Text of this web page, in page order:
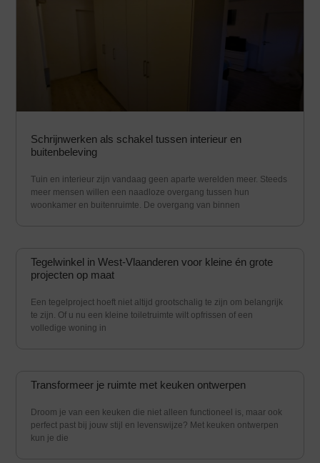
Schrijnwerken als schakel tussen interieur en
buitenbeleving
Tuin en interieur zijn vandaag geen aparte werelden meer. Steeds
meer mensen willen een naadloze overgang tussen hun
woonkamer en buitenruimte. De overgang van binnen
Tegelwinkel in West-Vlaanderen voor kleine én grote
projecten op maat
Een tegelproject hoeft niet altijd grootschalig te zijn om belangrijk
te zijn. Of u nu een kleine toiletruimte wilt opfrissen of een
volledige woning in
Transformeer je ruimte met keuken ontwerpen
Droom je van een keuken die niet alleen functioneel is, maar ook
perfect past bij jouw stijl en levenswijze? Met keuken ontwerpen
kun je die